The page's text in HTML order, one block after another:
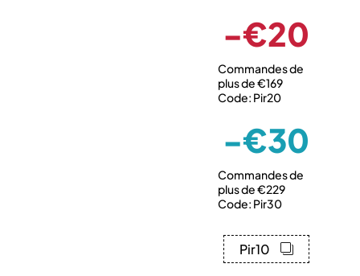
-€20
Commandes de
plus de €169
Code: Pir20
-€30
Commandes de
plus de €229
Code: Pir30
Pir10